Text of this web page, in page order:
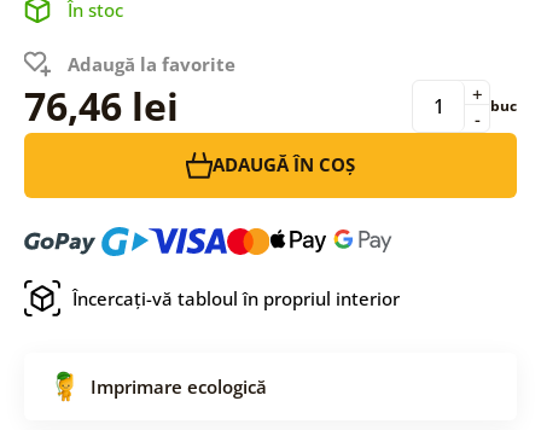
În stoc
Adaugă la favorite
76,46 lei -
+ buc
ADAUGĂ ÎN COȘ
Încercați-vă tabloul în propriul interior
Imprimare ecologică